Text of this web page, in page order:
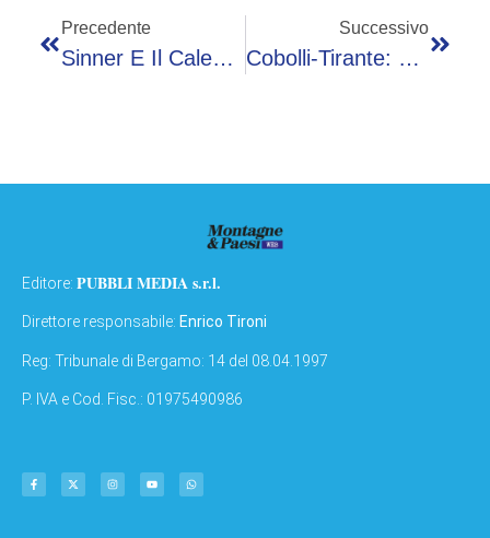
Precedente
Sinner E Il Calendario, Vagnozzi: “Per Questo Abbiamo Giocato Madrid”
Successivo
Cobolli-Tirante: Orario, Precedenti E Dove Vederla In Tv
Editore: PUBBLI MEDIA s.r.l.
Direttore responsabile: Enrico Tironi
Reg: Tribunale di Bergamo: 14 del 08.04.1997
P. IVA e Cod. Fisc.: 01975490986